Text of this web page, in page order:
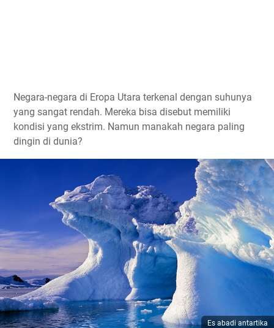
Negara-negara di Eropa Utara terkenal dengan suhunya
yang sangat rendah. Mereka bisa disebut memiliki
kondisi yang ekstrim. Namun manakah negara paling
dingin di dunia?
Es abadi antartika